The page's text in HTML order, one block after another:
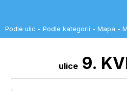
Podle ulic - Podle kategorií - Mapa -
ulice 9.